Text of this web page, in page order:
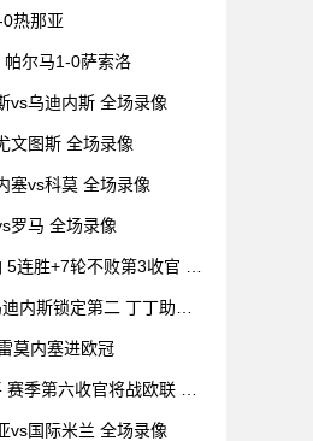
热那亚
尔马1-0萨索洛
vs乌迪内斯 全场录像
文图斯 全场录像
塞vs科莫 全场录像
罗马 全场录像
连胜+7轮不败第3收官 迪
内斯锁定第二 丁丁助攻
莫内塞进欧冠
季第六收官将战欧联 DV
vs国际米兰 全场录像